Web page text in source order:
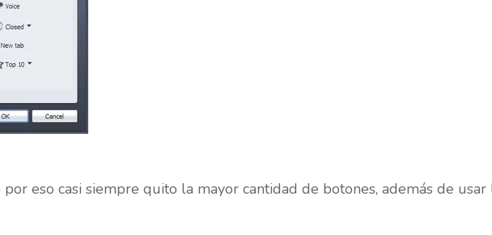
eso casi siempre quito la mayor cantidad de botones, además de usar